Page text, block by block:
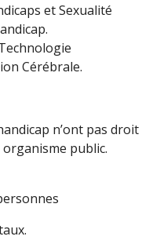
et Sexualité
Cérébrale.
n’ont pas droit
public.